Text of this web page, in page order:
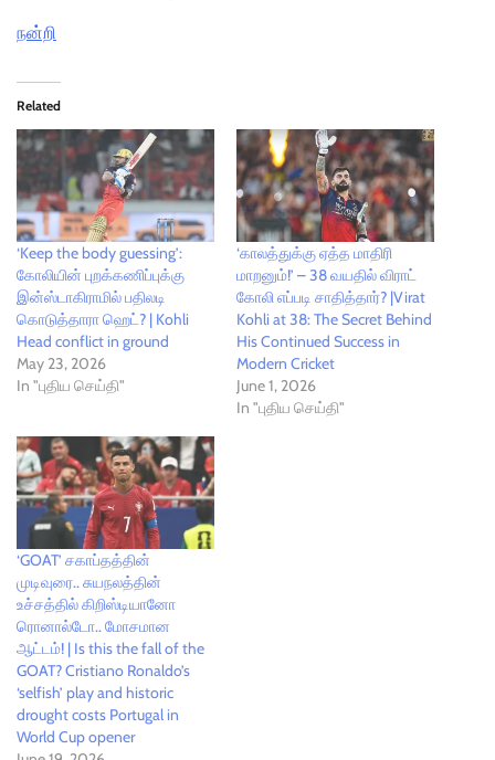
நன்றி
Related
‘Keep the body guessing’:
கோலியின் புறக்கணிப்புக்கு
இன்ஸ்டாகிராமில் பதிலடி
கொடுத்தாரா ஹெட்? | Kohli
Head conflict in ground
May 23, 2026
In "புதிய செய்தி"
‘காலத்துக்கு ஏத்த மாதிரி
மாறனும்!’ – 38 வயதில் விராட்
கோலி எப்படி சாதித்தார்? |Virat
Kohli at 38: The Secret Behind
His Continued Success in
Modern Cricket
June 1, 2026
In "புதிய செய்தி"
‘GOAT’ சகாப்தத்தின்
முடிவுரை.. சுயநலத்தின்
உச்சத்தில் கிறிஸ்டியானோ
ரொனால்டோ.. மோசமான
ஆட்டம்! | Is this the fall of the
GOAT? Cristiano Ronaldo’s
‘selfish’ play and historic
drought costs Portugal in
World Cup opener